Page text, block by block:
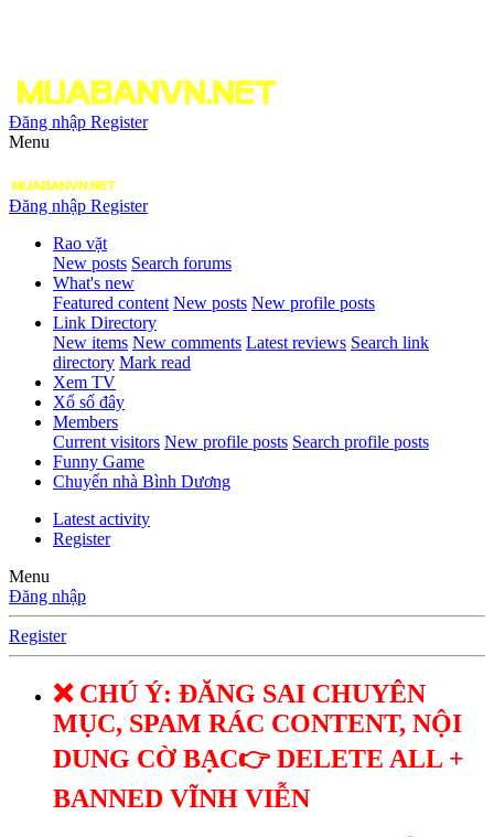
Đăng nhập Register
Menu
Đăng nhập Register
Rao vặt
New posts Search forums
What's new
Featured content New posts New profile posts
Link Directory
New items New comments Latest reviews Search link
directory Mark read
Xem TV
Xổ số đây
Members
Current visitors New profile posts Search profile posts
Funny Game
Chuyển nhà Bình Dương
Latest activity
Register
Menu
Đăng nhập
Register
❌ CHÚ Ý: ĐĂNG SAI CHUYÊN
MỤC, SPAM RÁC CONTENT, NỘI
DUNG CỜ BẠC👉 DELETE ALL +
BANNED VĨNH VIỄN